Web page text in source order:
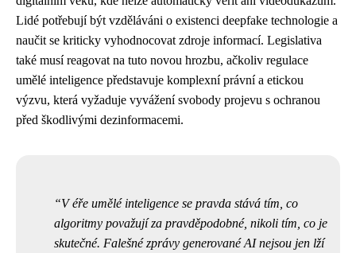
Lidé potřebují být vzděláváni o existenci deepfake technologie a
naučit se kriticky vyhodnocovat zdroje informací. Legislativa
také musí reagovat na tuto novou hrozbu, ačkoliv regulace
umělé inteligence představuje komplexní právní a etickou
výzvu, která vyžaduje vyvážení svobody projevu s ochranou
před škodlivými dezinformacemi.
V éře umělé inteligence se pravda stává tím, co
algoritmy považují za pravděpodobné, nikoli tím, co je
skutečné. Falešné zprávy generované AI nejsou jen lží